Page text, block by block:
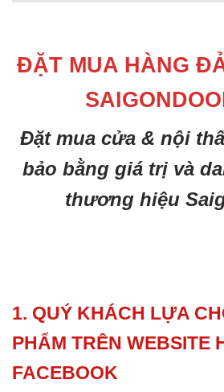
ĐẶT MUA HÀNG
Đặt mua cửa & nội
bảo bằng giá trị và
thương hiệu
1. QUÝ KHÁCH LỰA
PHẨM TRÊN WEBSITE
FACEBOOK